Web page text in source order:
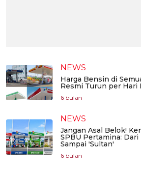
NEWS
Harga Bensin di
Resmi Turun per Hari
6 bulan
NEWS
Jangan Asal Belok!
SPBU Pertamina: Dari
Sampai 'Sultan'
6 bulan